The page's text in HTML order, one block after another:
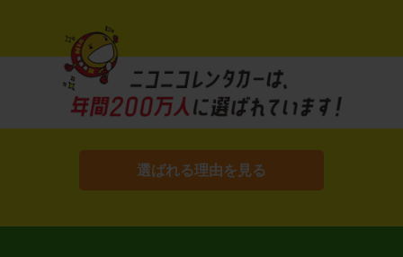
選ばれる理由を見る